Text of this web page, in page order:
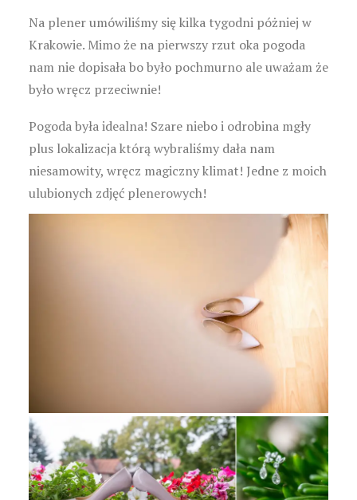
Na plener umówiliśmy się kilka tygodni póżniej w
Krakowie. Mimo że na pierwszy rzut oka pogoda
nam nie dopisała bo było pochmurno ale uważam że
było wręcz przeciwnie!
Pogoda była idealna! Szare niebo i odrobina mgły
plus lokalizacja którą wybraliśmy dała nam
niesamowity, wręcz magiczny klimat! Jedne z moich
ulubionych zdjęć plenerowych!